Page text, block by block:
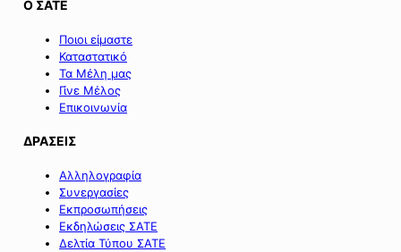
Ο ΣΑΤΕ
Ποιοι είμαστε
Καταστατικό
Τα Μέλη μας
Γίνε Μέλος
Επικοινωνία
ΔΡΑΣΕΙΣ
Αλληλογραφία
Συνεργασίες
Εκπροσωπήσεις
Εκδηλώσεις ΣΑΤΕ
Δελτία Τύπου ΣΑΤΕ